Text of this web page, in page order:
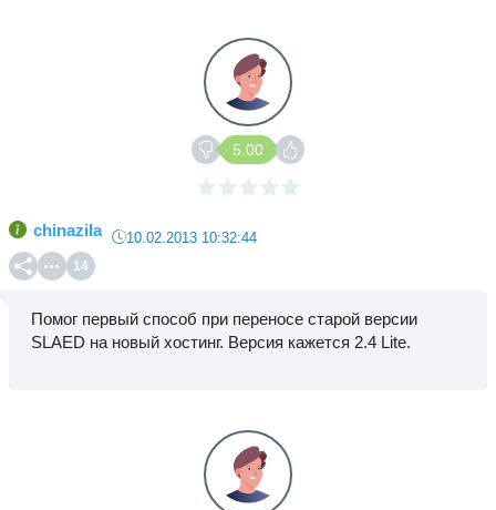
5.00
chinazila 10.02.2013 10:32:44
14
Помог первый способ при переносе старой версии
SLAED на новый хостинг. Версия кажется 2.4 Lite.